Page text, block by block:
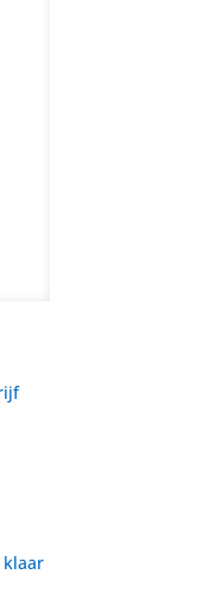
klaar